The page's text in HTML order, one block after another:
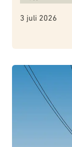
3 juli 2026